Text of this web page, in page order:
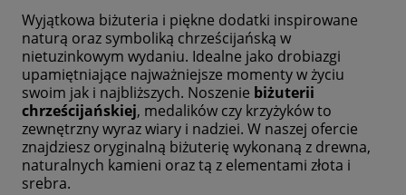
Wyjątkowa biżuteria i piękne dodatki inspirowane
naturą oraz symboliką chrześcijańską w
nietuzinkowym wydaniu. Idealne jako drobiazgi
upamiętniające najważniejsze momenty w życiu
swoim jak i najbliższych. Noszenie biżuterii
chrześcijańskiej, medalików czy krzyżyków to
zewnętrzny wyraz wiary i nadziei. W naszej ofercie
znajdziesz oryginalną biżuterię wykonaną z drewna,
naturalnych kamieni oraz tą z elementami złota i
srebra.